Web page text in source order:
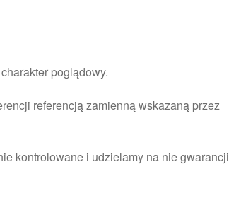
poglądowy.
referencją zamienną wskazaną przez
kontrolowane i udzielamy na nie gwarancji